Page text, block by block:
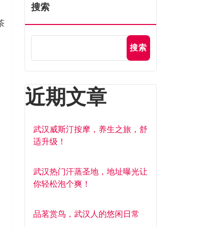
搜索
搜索
近期文章
武汉威斯汀按摩，养生之旅，舒
适升级！
武汉热门汗蒸圣地，地址曝光让
你轻松泡个爽！
品茗赏鸟，武汉人的悠闲日常